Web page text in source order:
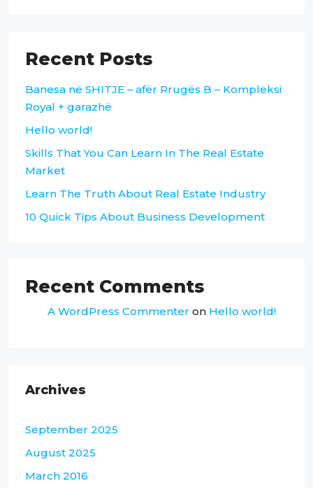
Recent Posts
Banesa në SHITJE – afër Rrugës B – Kompleksi
Royal + garazhë
Hello world!
Skills That You Can Learn In The Real Estate
Market
Learn The Truth About Real Estate Industry
10 Quick Tips About Business Development
Recent Comments
A WordPress Commenter on Hello world!
Archives
September 2025
August 2025
March 2016